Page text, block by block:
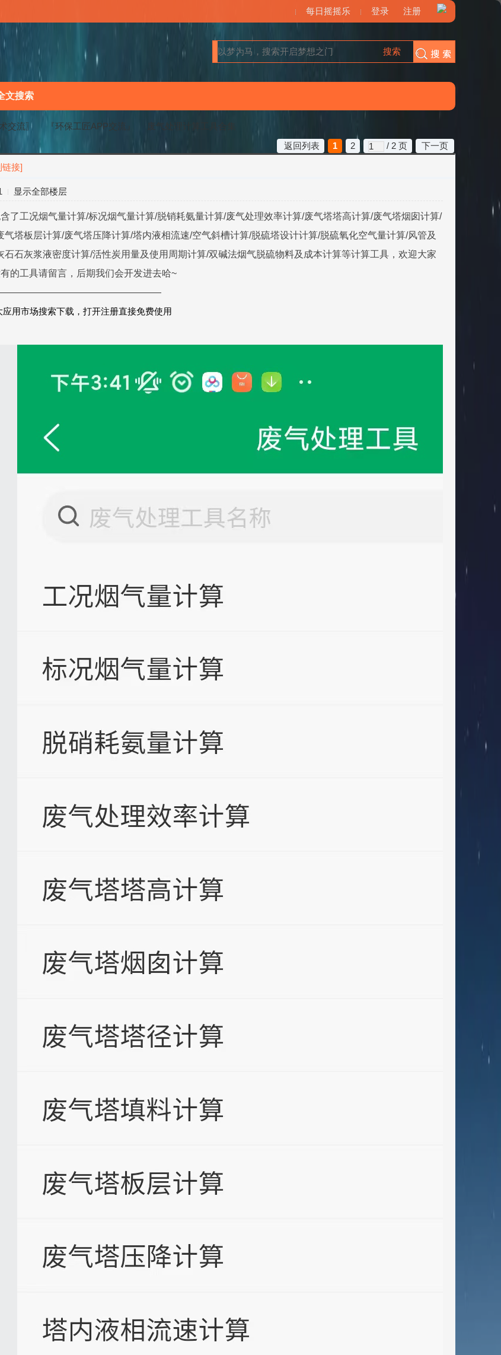
每日摇摇乐 登录 注册
搜索
文搜索
交流〗 『环保工匠APP交流』
1
2 / 2 页 下一页
返回列表
链接]
显示全部楼层
了工况烟气量计算/标况烟气量计算/脱销耗氨量计算/废气处理效率计算/废气塔塔高计算/废气塔烟囱计算/
气塔板层计算/废气塔压降计算/塔内液相流速/空气斜槽计算/脱硫塔设计计算/脱硫氧化空气量计算/风管及
石石灰浆液密度计算/活性炭用量及使用周期计算/双碱法烟气脱硫物料及成本计算等计算工具，欢迎大家
的工具请留言，后期我们会开发进去哈~
应用市场搜索下载，打开注册直接免费使用